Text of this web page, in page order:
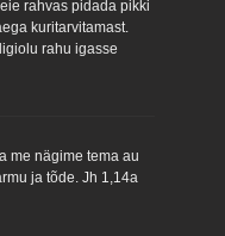
rahvas pidada pikki
kuritarvitamast.
rahu igasse
me nägime tema au
ja tõde.Jh 1,14a